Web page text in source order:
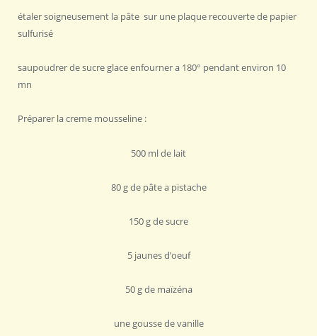
étaler soigneusement la pâte sur une plaque recouverte de papier
sulfurisé
saupoudrer de sucre glace enfourner a 180° pendant environ 10
mn
Préparer la creme mousseline :
500 ml de lait
80 g de pâte a pistache
150 g de sucre
5 jaunes d’oeuf
50 g de maïzéna
une gousse de vanille